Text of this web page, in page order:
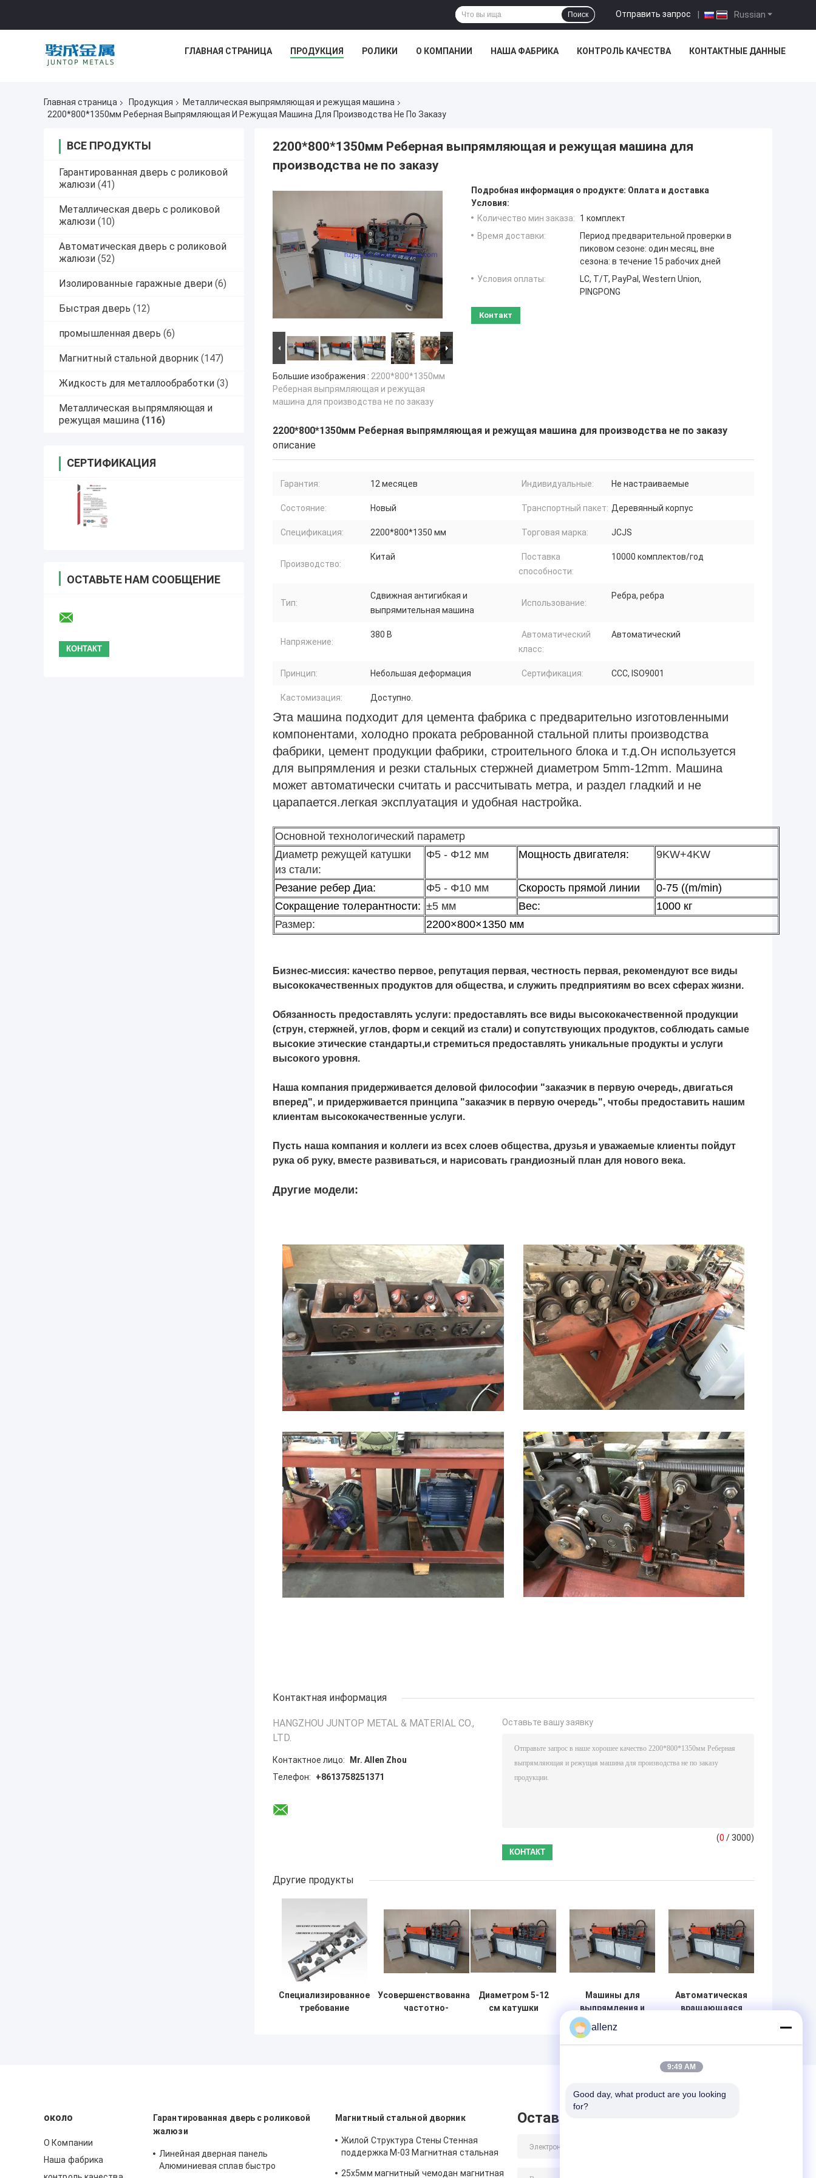
Russian
Отправить запрос |
Поиск
ГЛАВНАЯ СТРАНИЦА ПРОДУКЦИЯ РОЛИКИ О КОМПАНИИ НАША ФАБРИКА КОНТРОЛЬ КАЧЕСТВА КОНТАКТНЫЕ ДАННЫЕ
Главная страница Продукция
Металлическая выпрямляющая и режущая машина
2200*800*1350мм Реберная Выпрямляющая И Режущая Машина Для Производства Не По Заказу
ВСЕ ПРОДУКТЫ
Гарантированная дверь с роликовой
жалюзи (41)
Металлическая дверь с роликовой
жалюзи (10)
Автоматическая дверь с роликовой
жалюзи (52)
Изолированные гаражные двери (6)
Быстрая дверь (12)
промышленная дверь (6)
Магнитный стальной дворник (147)
Жидкость для металлообработки (3)
Металлическая выпрямляющая и
режущая машина (116)
СЕРТИФИКАЦИЯ
ОСТАВЬТЕ НАМ СООБЩЕНИЕ
2200*800*1350мм Реберная выпрямляющая и режущая машина для
производства не по заказу
Большие изображения : 2200*800*1350мм
Реберная выпрямляющая и режущая
машина для производства не по заказу
Подробная информация о продукте: Оплата и доставка
Условия:
Количество мин заказа:
1 комплект
Время доставки:
Период предварительной проверки в
пиковом сезоне: один месяц, вне
сезона: в течение 15 рабочих дней
Условия оплаты:
LC, T/T, PayPal, Western Union,
PINGPONG
Контакт
2200*800*1350мм Реберная выпрямляющая и режущая машина для производства не по заказу
описание
Гарантия: 12 месяцев Индивидуальные: Не настраиваемые
Состояние: Новый Транспортный пакет: Деревянный корпус
Спецификация: 2200*800*1350 мм Торговая марка: JCJS
Производство:
Китай
Поставка
способности:
10000 комплектов/год
Тип:
Сдвижная антигибкая и
выпрямительная машина
Использование:
Ребра, ребра
Напряжение:
380 В
Автоматический
класс:
Автоматический
Принцип: Небольшая деформация Сертификация: CCC, ISO9001
Кастомизация: Доступно.
Эта машина подходит для цемента фабрика с предварительно изготовленными
компонентами, холодно проката реброванной стальной плиты производства
фабрики, цемент продукции фабрики, строительного блока и т.д.Он используется
для выпрямления и резки стальных стержней диаметром 5mm-12mm. Машина
может автоматически считать и рассчитывать метра, и раздел гладкий и не
царапается.легкая эксплуатация и удобная настройка.
Основной технологический параметр
Диаметр режущей катушки
из стали:
Φ5 - Φ12 мм Мощность двигателя: 9KW+4KW
Резание ребер Диа: Φ5 - Φ10 мм Скорость прямой линии
0-75 ((m/min)
Сокращение толерантности: ±5 мм Вес:
1000 кг
Размер:
2200×800×1350 мм
Бизнес-миссия: качество первое, репутация первая, честность первая, рекомендуют все виды
высококачественных продуктов для общества, и служить предприятиям во всех сферах жизни.
Обязанность предоставлять услуги: предоставлять все виды высококачественной продукции
(струн, стержней, углов, форм и секций из стали) и сопутствующих продуктов, соблюдать самые
высокие этические стандарты,и стремиться предоставлять уникальные продукты и услуги
высокого уровня.
Наша компания придерживается деловой философии "заказчик в первую очередь, двигаться
вперед", и придерживается принципа "заказчик в первую очередь", чтобы предоставить нашим
клиентам высококачественные услуги.
Пусть наша компания и коллеги из всех слоев общества, друзья и уважаемые клиенты пойдут
рука об руку, вместе развиваться, и нарисовать грандиозный план для нового века.
Другие модели:
Контактная информация
HANGZHOU JUNTOP METAL & MATERIAL CO.,
LTD.
Контактное лицо:
Mr. Allen Zhou
Телефон:
+8613758251371
Оставьте вашу заявку
(0 / 3000)
Другие продукты
Специализированное
требование
Усовершенствованная
частотно-
Диаметром 5-12
см катушки
Машины для
выпрямления и
диаметров 5 - 12
см катушек из
Автоматическая
вращающаяся
машина для
стержней и
около
О Компании
Наша фабрика
Гарантированная дверь с роликовой
жалюзи
Линейная дверная панель
Алюминиевая сплав быстро
Магнитный стальной дворник
Жилой Структура Стены Стенная
поддержка M-03 Магнитная стальная
25х5мм магнитный чемодан магнитная
Оставить сообщение
allenz
9:49 AM
Good day, what product are you looking
for?